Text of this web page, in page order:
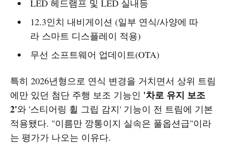
LED 헤드램프 및 LED 실내등
12.3인치 내비게이션 (일부 연식/사양에 따
라 스마트 디스플레이 적용)
무선 소프트웨어 업데이트(OTA)
특히 2026년형으로 연식 변경을 거치면서 상위 트림
에만 있던 첨단 주행 보조 기능인 '차로 유지 보조
2'와 '스티어링 휠 그립 감지' 기능이 전 트림에 기본
적용됐다. "이름만 깡통이지 실속은 풀옵션급"이라
는 평가가 나오는 이유다.